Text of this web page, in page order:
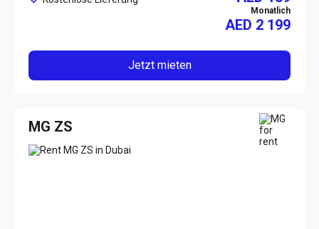
Monatlich
AED 2 199
Jetzt mieten
MG ZS